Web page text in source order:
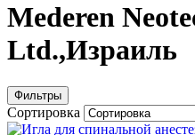
Mederen
Ltd.,Израиль
Фильтры
Сортировка